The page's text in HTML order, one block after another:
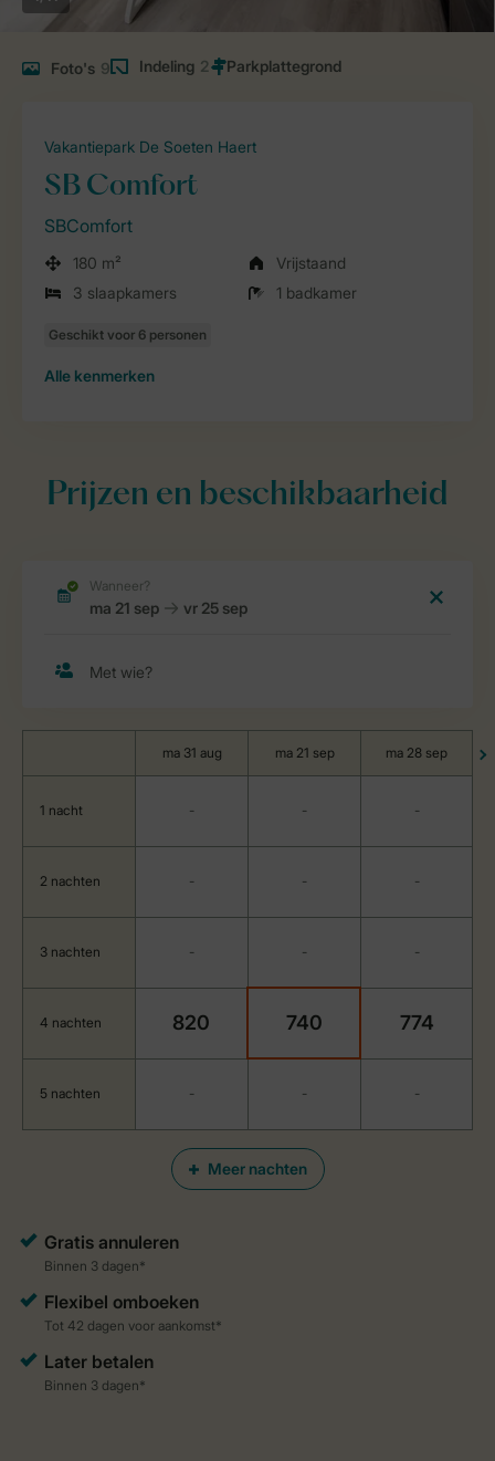
Foto's 9 Indeling 2
Vakantiepark De Soeten Haert
SB Comfort
SBComfort
180 m²
Vrijstaand
3 slaapkamers
1 badkamer
Alle kenmerken
Prijzen en beschikbaarheid
Meer nachten
ma 31 aug ma 21 sep ma 28 sep
1 nacht - - -
2 nachten - - -
3 nachten - - -
4 nachten 820 740 774
5 nachten - - -